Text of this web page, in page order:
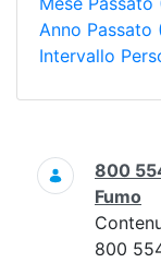
Anno Passato
Intervallo
Ricerca
800
Fumo
800